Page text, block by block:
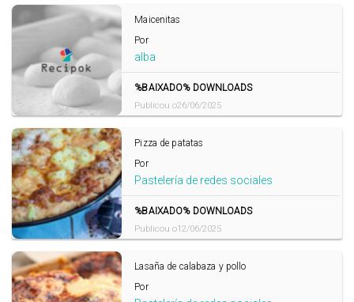
Maicenitas
Por
alba
%BAIXADO% DOWNLOADS
Publicou o26/06/2025
Pizza de patatas
Por
Pastelería de redes sociales
%BAIXADO% DOWNLOADS
Publicou o12/06/2025
Lasaña de calabaza y pollo
Por